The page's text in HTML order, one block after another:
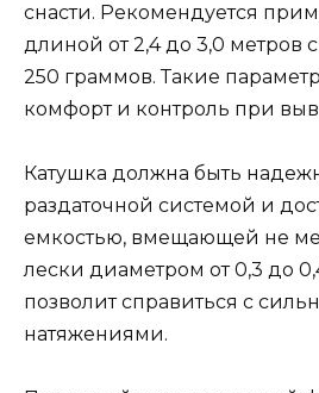
снасти. Рекомендуется
длиной от 2,4 до 3,0 метров с
250 граммов. Такие
комфорт и контроль при
Катушка должна быть
раздаточной системой и
емкостью, вмещающей не
лески диаметром от 0,3 до
позволит справиться с
натяжениями.